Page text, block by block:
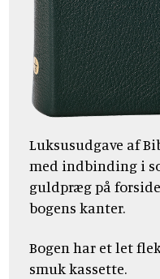
Luksusudgave af
med indbinding i
guldpræg på
bogens kanter.
Bogen har et let
smuk kassette.